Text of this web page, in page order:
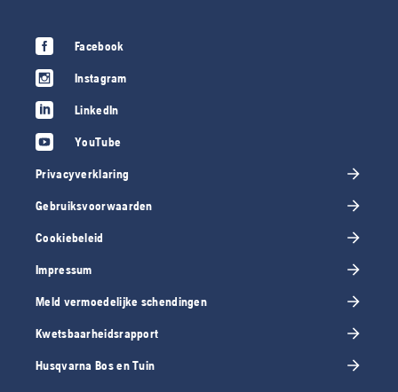
Facebook
Instagram
LinkedIn
YouTube
Privacyverklaring
Gebruiksvoorwaarden
Cookiebeleid
Impressum
Meld vermoedelijke schendingen
Kwetsbaarheidsrapport
Husqvarna Bos en Tuin